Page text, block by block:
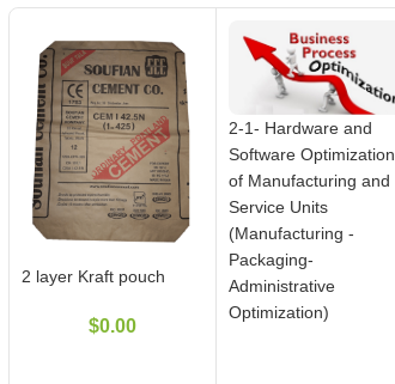
2 layer Kraft pouch
$0.00
2-1- Hardware and
Software Optimization
of Manufacturing and
Service Units
(Manufacturing -
Packaging-
Administrative
Optimization)